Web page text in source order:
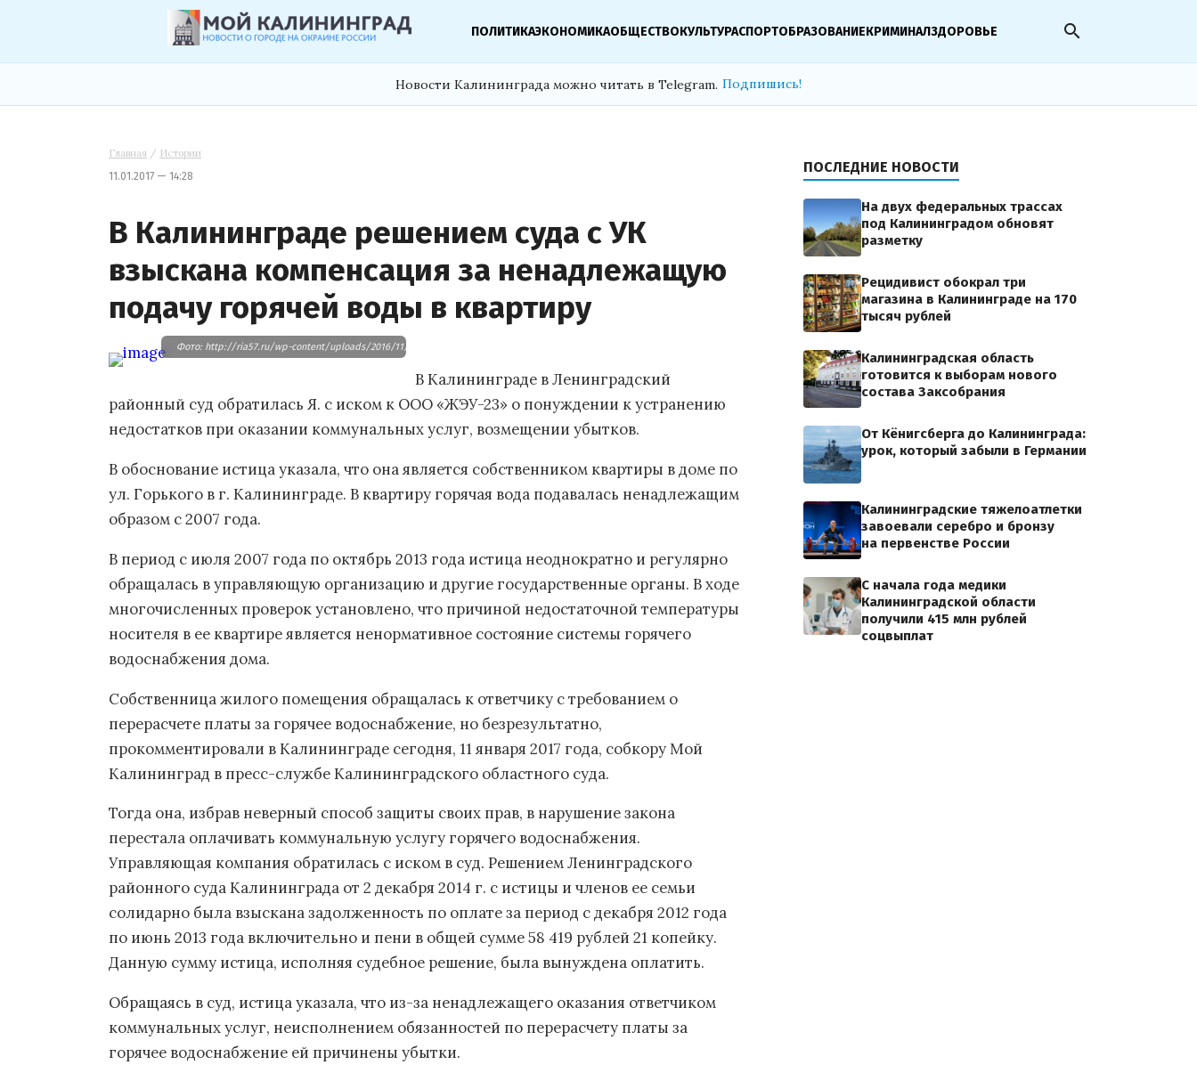
ПОЛИТИКАЭКОНОМИКАОБЩЕСТВОКУЛЬТУРАСПОРТОБРАЗОВАНИЕКРИМИНАЛЗДОРОВЬЕ search
Новости Калининграда можно читать в Telegram. Подпишись!
Главная / Истории
11.01.2017 — 14:28
В Калининграде решением суда с УК
взыскана компенсация за ненадлежащую
подачу горячей воды в квартиру
Фото: http://ria57.ru/wp-content/uploads/2016/11/cbbbe9677b7da2b2cc58a537ffb95e08.jpg
В Калининграде в Ленинградский
районный суд обратилась Я. с иском к ООО «ЖЭУ-23» о понуждении к устранению
недостатков при оказании коммунальных услуг, возмещении убытков.
В обоснование истица указала, что она является собственником квартиры в доме по
ул. Горького в г. Калининграде. В квартиру горячая вода подавалась ненадлежащим
образом с 2007 года.
В период с июля 2007 года по октябрь 2013 года истица неоднократно и регулярно
обращалась в управляющую организацию и другие государственные органы. В ходе
многочисленных проверок установлено, что причиной недостаточной температуры
носителя в ее квартире является ненормативное состояние системы горячего
водоснабжения дома.
Собственница жилого помещения обращалась к ответчику с требованием о
перерасчете платы за горячее водоснабжение, но безрезультатно,
прокомментировали в Калининграде сегодня, 11 января 2017 года, собкору Мой
Калининград в пресс-службе Калининградского областного суда.
Тогда она, избрав неверный способ защиты своих прав, в нарушение закона
перестала оплачивать коммунальную услугу горячего водоснабжения.
Управляющая компания обратилась с иском в суд. Решением Ленинградского
районного суда Калининграда от 2 декабря 2014 г. с истицы и членов ее семьи
солидарно была взыскана задолженность по оплате за период с декабря 2012 года
по июнь 2013 года включительно и пени в общей сумме 58 419 рублей 21 копейку.
Данную сумму истица, исполняя судебное решение, была вынуждена оплатить.
Обращаясь в суд, истица указала, что из-за ненадлежащего оказания ответчиком
коммунальных услуг, неисполнением обязанностей по перерасчету платы за
горячее водоснабжение ей причинены убытки.
ПОСЛЕДНИЕ НОВОСТИ
На двух федеральных трассах
под Калининградом обновят
разметку
Рецидивист обокрал три
магазина в Калининграде на 170
тысяч рублей
Калининградская область
готовится к выборам нового
состава Заксобрания
От Кёнигсберга до Калининграда:
урок, который забыли в Германии
Калининградские тяжелоатлетки
завоевали серебро и бронзу
на первенстве России
С начала года медики
Калининградской области
получили 415 млн рублей
соцвыплат